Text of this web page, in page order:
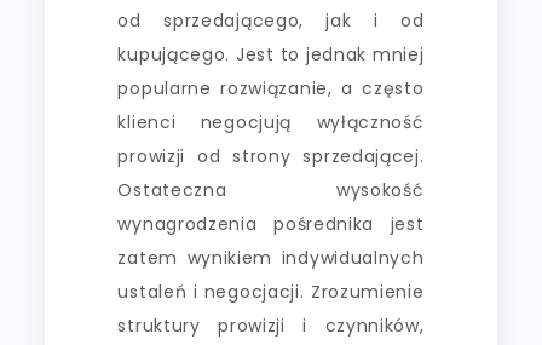
od sprzedającego, jak i od
kupującego. Jest to jednak mniej
popularne rozwiązanie, a często
klienci negocjują wyłączność
prowizji od strony sprzedającej.
Ostateczna wysokość
wynagrodzenia pośrednika jest
zatem wynikiem indywidualnych
ustaleń i negocjacji. Zrozumienie
struktury prowizji i czynników,